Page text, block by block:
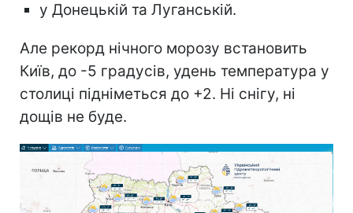
у Донецькій та Луганській.
Але рекорд нічного морозу встановить
Київ, до -5 градусів, удень температура у
столиці підніметься до +2. Ні снігу, ні
дощів не буде.